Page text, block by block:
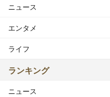
ニュース
エンタメ
ライフ
ランキング
ニュース